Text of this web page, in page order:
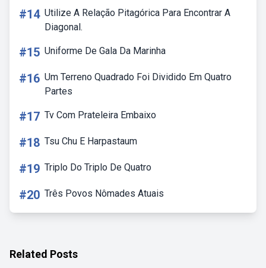
#14 Utilize A Relação Pitagórica Para Encontrar A
Diagonal.
#15 Uniforme De Gala Da Marinha
#16 Um Terreno Quadrado Foi Dividido Em Quatro
Partes
#17 Tv Com Prateleira Embaixo
#18 Tsu Chu E Harpastaum
#19 Triplo Do Triplo De Quatro
#20 Três Povos Nômades Atuais
Related Posts